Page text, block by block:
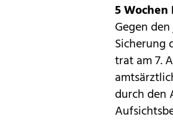
5
Gegen
Sicherung
trat am 7.
durch den